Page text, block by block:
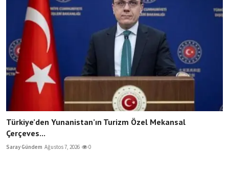
Türkiye’den Yunanistan’ın Turizm Özel Mekansal
Çerçeves...
Saray Gündem Ağustos 7, 2026 0